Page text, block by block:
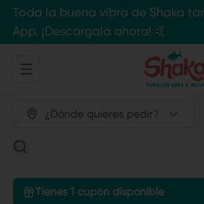
Toda la buena vibra de Shaka
App. ¡Descargala ahora! 🤙
Abrir menu de navegación
¿Dónde quieres pedir?
Tienes 1 cupón disponible